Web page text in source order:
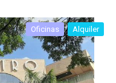
Oficinas Alquiler